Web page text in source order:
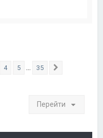
354 5 … 35
Перейти